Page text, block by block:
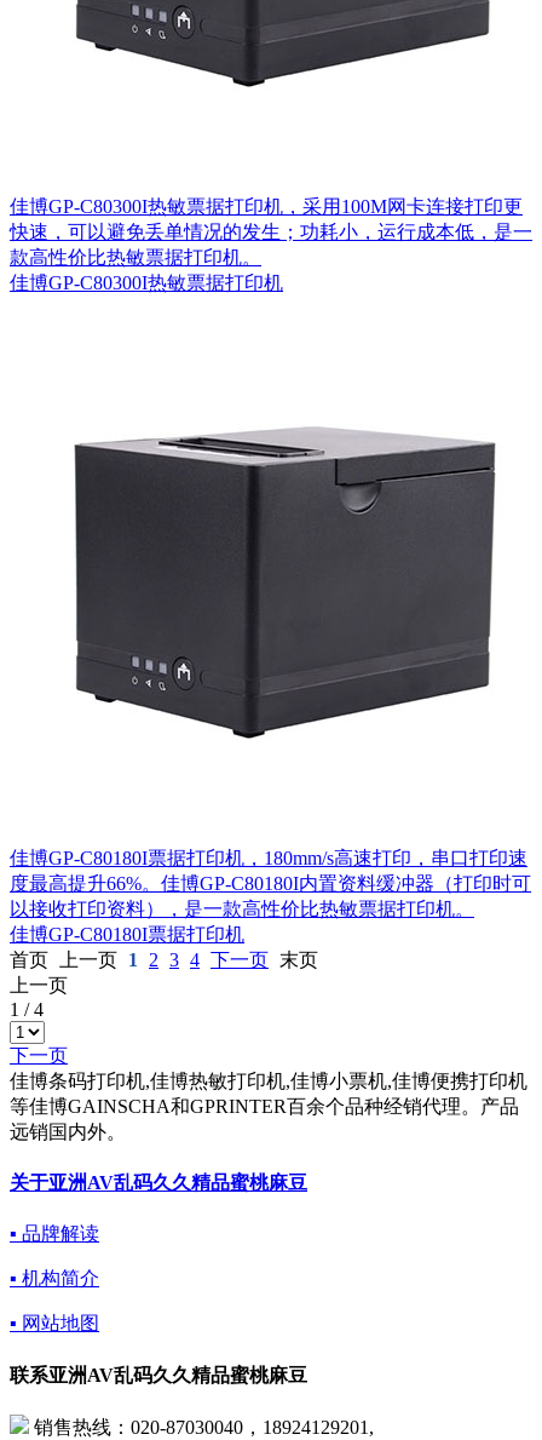
佳博GP-C80300I热敏票据打印机，采用100M网卡连接打印更
快速，可以避免丢单情况的发生；功耗小，运行成本低​，是一
款高性价比热敏票据打印机。
佳博GP-C80300I热敏票据打印机
佳博GP-C80180I票据打印机，180mm/s高速打印，串口打印速
度最高提升66%。佳博GP-C80180I内置资料缓冲器（打印时可
以接收打印资料），是一款高性价比热敏票据打印机。
佳博GP-C80180I票据打印机
首页
上一页 1 2 3 4 下一页 末页
上一页
1 /4
下一页
佳博条码打印机,佳博热敏打印机,佳博小票机,佳博便携打印机
等佳博GAINSCHA和GPRINTER百余个品种经销代理。产品
远销国内外。
关于亚洲AV乱码久久精品蜜桃麻豆
▪ 品牌解读
▪ 机构简介
▪ 网站地图
联系亚洲AV乱码久久精品蜜桃麻豆
销售热线：020-87030040，18924129201,